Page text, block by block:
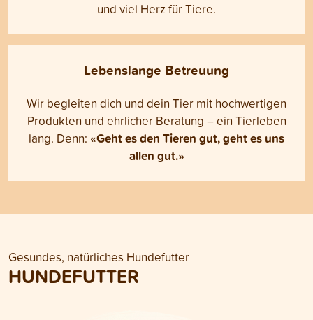
und viel Herz für Tiere.
Lebenslange Betreuung
Wir begleiten dich und dein Tier mit hochwertigen
Produkten und ehrlicher Beratung – ein Tierleben
lang. Denn: «Geht es den Tieren gut, geht es uns
allen gut.»
Gesundes, natürliches Hundefutter
HUNDEFUTTER